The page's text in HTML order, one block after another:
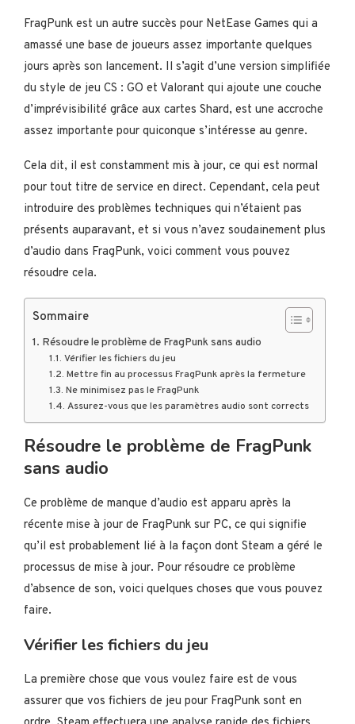
FragPunk est un autre succès pour NetEase Games qui a
amassé une base de joueurs assez importante quelques
jours après son lancement. Il s’agit d’une version simplifiée
du style de jeu CS : GO et Valorant qui ajoute une couche
d’imprévisibilité grâce aux cartes Shard, est une accroche
assez importante pour quiconque s’intéresse au genre.
Cela dit, il est constamment mis à jour, ce qui est normal
pour tout titre de service en direct. Cependant, cela peut
introduire des problèmes techniques qui n’étaient pas
présents auparavant, et si vous n’avez soudainement plus
d’audio dans FragPunk, voici comment vous pouvez
résoudre cela.
Sommaire
Résoudre le problème de FragPunk sans audio
Vérifier les fichiers du jeu
Mettre fin au processus FragPunk après la fermeture
Ne minimisez pas le FragPunk
Assurez-vous que les paramètres audio sont corrects
Résoudre le problème de FragPunk
sans audio
Ce problème de manque d’audio est apparu après la
récente mise à jour de FragPunk sur PC, ce qui signifie
qu’il est probablement lié à la façon dont Steam a géré le
processus de mise à jour. Pour résoudre ce problème
d’absence de son, voici quelques choses que vous pouvez
faire.
Vérifier les fichiers du jeu
La première chose que vous voulez faire est de vous
assurer que vos fichiers de jeu pour FragPunk sont en